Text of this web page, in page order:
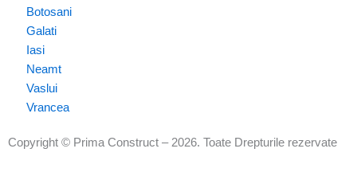
Botosani
Galati
Iasi
Neamt
Vaslui
Vrancea
Copyright © Prima Construct – 2026. Toate Drepturile rezervate